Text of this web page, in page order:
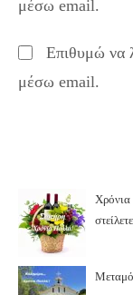
(optional)
μέσω email.
Επιθυμώ να
μέσω email.
στείλετε